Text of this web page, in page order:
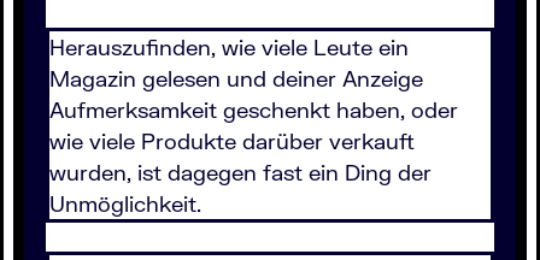
Herauszufinden, wie viele Leute ein
Magazin gelesen und deiner Anzeige
Aufmerksamkeit geschenkt haben, oder
wie viele Produkte darüber verkauft
wurden, ist dagegen fast ein Ding der
Unmöglichkeit.